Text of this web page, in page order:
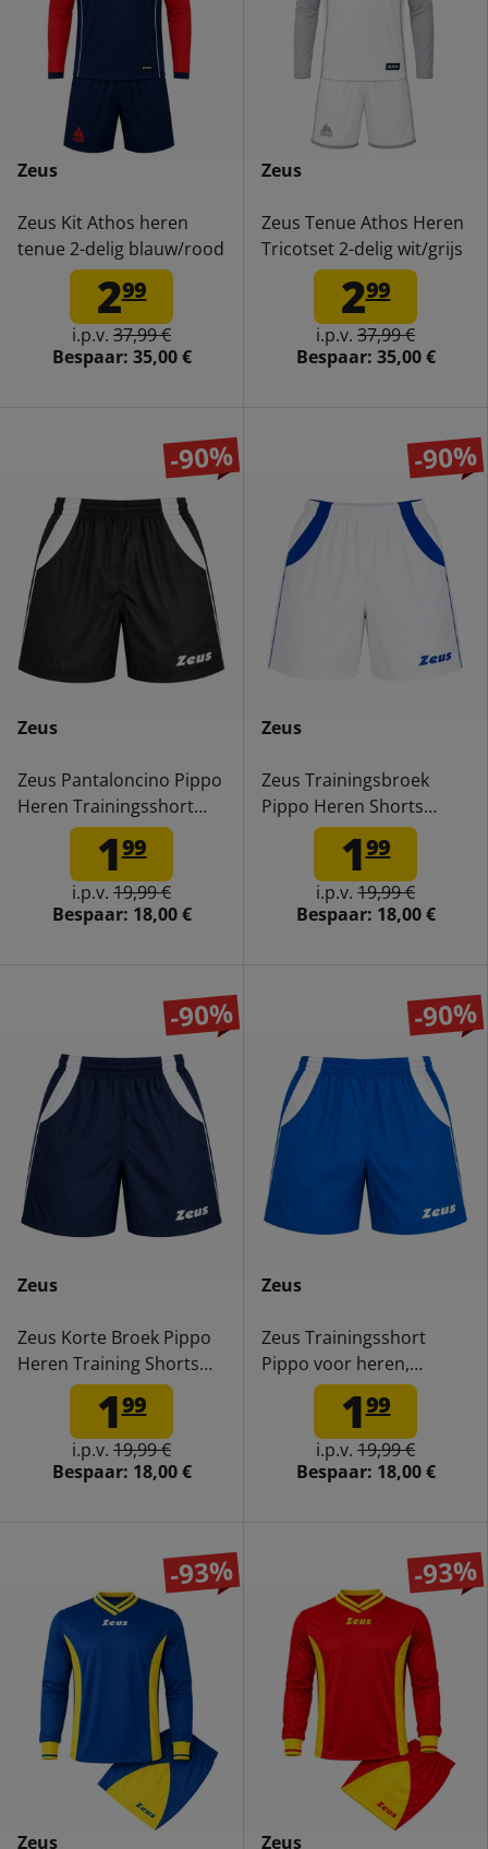
Zeus
Zeus Kit Athos heren
tenue 2-delig blauw/rood
299
i.p.v. 37,99 €
Bespaar: 35,00 €
Zeus
Zeus Tenue Athos Heren
Tricotset 2-delig wit/grijs
299
i.p.v. 37,99 €
Bespaar: 35,00 €
-90%
Zeus
Zeus Pantaloncino Pippo
Heren Trainingsshort
zwart/wit 199
i.p.v. 19,99 €
Bespaar: 18,00 €
-90%
Zeus
Zeus Trainingsbroek
Pippo Heren Shorts
wit/blauw199
i.p.v. 19,99 €
Bespaar: 18,00 €
-90%
Zeus
Zeus Korte Broek Pippo
Heren Training Shorts
blauw/wit199
i.p.v. 19,99 €
Bespaar: 18,00 €
-90%
Zeus
Zeus Trainingsshort
Pippo voor heren,
royal/bianco
199
i.p.v. 19,99 €
Bespaar: 18,00 €
-93%
Zeus
-93%
Zeus